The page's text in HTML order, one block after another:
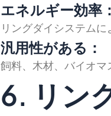
エネルギー効率：
リングダイシステム
汎用性がある：
飼料、木材、バイオ
6. リン